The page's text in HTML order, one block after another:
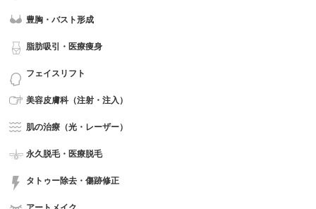
豊胸・バスト形成
脂肪吸引・医療痩身
フェイスリフト
美容皮膚科（注射・注入）
肌の治療（光・レーザー）
永久脱毛・医療脱毛
タトゥー除去・傷跡修正